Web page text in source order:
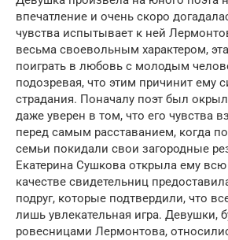
впечатление и очень скоро
чувства испытывает к ней
весьма своевольным характером,
поиграть в любовь с молодым
подозревая, что этим причинит ему
страдания. Поначалу поэт был
даже уверен в том, что его чувства
перед самым расставанием, когда
семьи покидали свои загородные
Екатерина Сушкова открыла ему всю
качестве свидетельниц
подруг, которые подтвердили, что
лишь увлекательная игра. Девушки,
ровесницами Лермонтова,